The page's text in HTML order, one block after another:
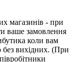
магазинів - при
ваше замовлення
коли вам
вихідних. (При